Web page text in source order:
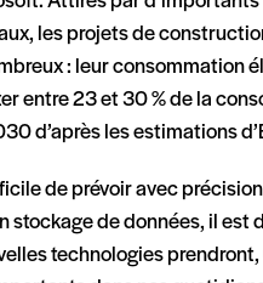
les projets de
: leur consommation
entre 23 et 30 % de la
d’après les estimations
de prévoir avec
stockage de données, il est
technologies